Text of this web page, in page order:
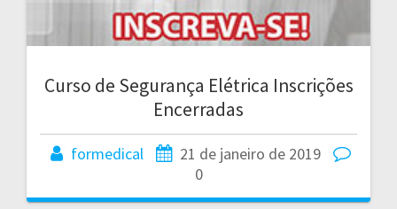
Curso de Segurança Elétrica Inscrições
Encerradas
formedical
21 de janeiro de 2019
0